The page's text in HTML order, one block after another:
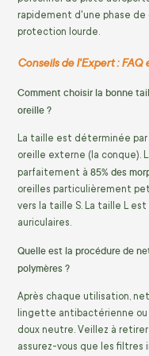
rapidement d'une phase de
protection lourde.
Conseils de l'Expert :
Comment choisir la bonne
oreille ?
La taille est déterminée
oreille externe (la conque).
parfaitement à 85% des
oreilles particulièrement
vers la taille S. La taille L
auriculaires.
Quelle est la procédure de
polymères ?
Après chaque utilisation,
lingette antibactérienne ou
doux neutre. Veillez à
assurez-vous que les